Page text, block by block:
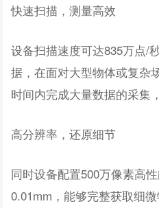
快速扫描，测量高效
设备扫描速度可达835万点/
据，在面对大型物体或复杂
时间内完成大量数据的采集
高分辨率，还原细节
同时设备配置500万像素高
0.01mm，能够完整获取细